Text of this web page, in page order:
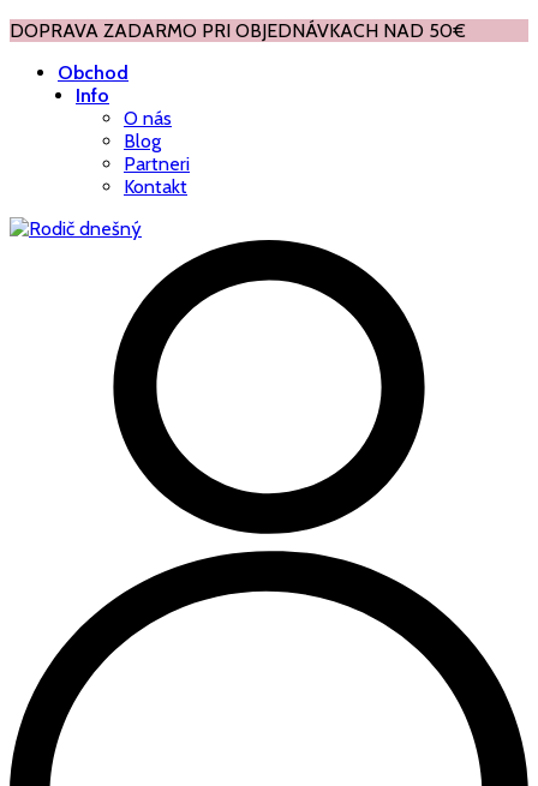
DOPRAVA ZADARMO PRI OBJEDNÁVKACH NAD 50€
Obchod
Info
O nás
Blog
Partneri
Kontakt